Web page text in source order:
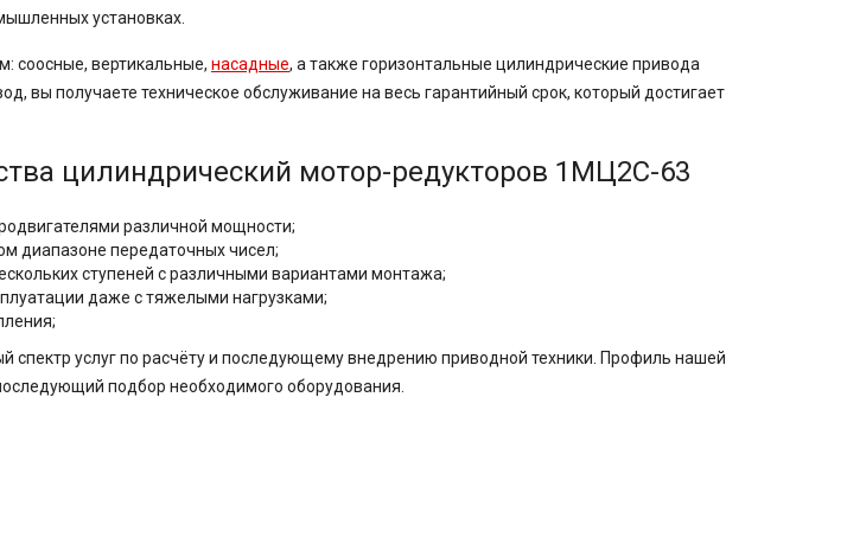
установках.
соосные, вертикальные, насадные, а также горизонтальные цилиндрические привода
вы получаете техническое обслуживание на весь гарантийный срок, который достигает
цилиндрический мотор-редукторов 1МЦ2С-63
различной мощности;
диапазоне передаточных чисел;
ступеней с различными вариантами монтажа;
даже с тяжелыми нагрузками;
спектр услуг по расчёту и последующему внедрению приводной техники. Профиль нашей
подбор необходимого оборудования.